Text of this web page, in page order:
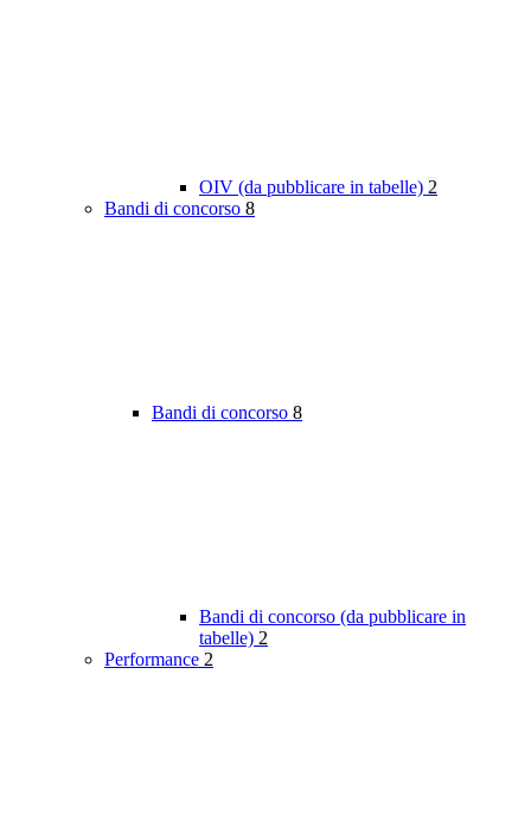
OIV (da pubblicare in tabelle) 2
Bandi di concorso 8
Bandi di concorso 8
Bandi di concorso (da pubblicare in
tabelle) 2
Performance 2